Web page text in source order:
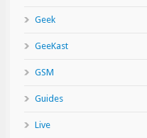
Geek
GeeKast
GSM
Guides
Live